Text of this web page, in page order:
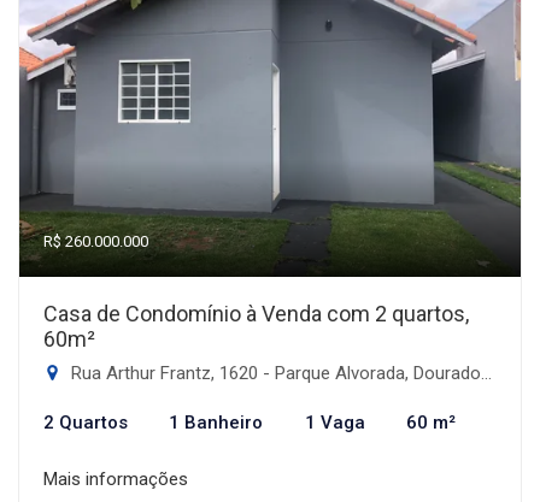
R$ 260.000.000
Casa de Condomínio à Venda com 2 quartos,
60m²
Rua Arthur Frantz, 1620 - Parque Alvorada, Dourados-MS
2 Quartos 1 Banheiro 1 Vaga 60 m²
Mais informações